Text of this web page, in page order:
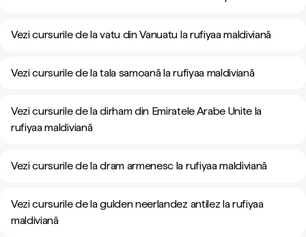
Vezi cursurile de la vatu din Vanuatu la rufiyaa maldiviană
Vezi cursurile de la tala samoană la rufiyaa maldiviană
Vezi cursurile de la dirham din Emiratele Arabe Unite la
rufiyaa maldiviană
Vezi cursurile de la dram armenesc la rufiyaa maldiviană
Vezi cursurile de la gulden neerlandez antilez la rufiyaa
maldiviană